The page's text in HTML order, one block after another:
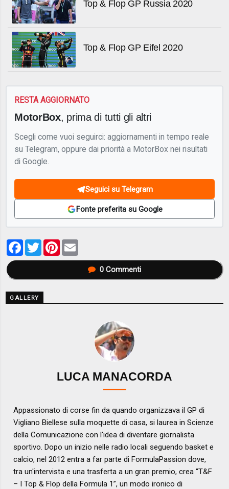
Top & Flop GP Russia 2020
Top & Flop GP Eifel 2020
RESTA AGGIORNATO
MotorBox, prima di tutti gli altri
Scegli come vuoi seguirci: aggiornamenti in tempo reale
su Telegram, oppure dai priorità a MotorBox nei risultati
di Google.
Seguici su Telegram
Fonte preferita su Google
Facebook
TwitterPinterest
0Commenti
GALLERY
LUCA MANACORDA
Appassionato di corse fin da quando organizzava il GP di
Vigliano Biellese sulla moquette di casa, si laurea in Scienze
della Comunicazione con l'idea di diventare giornalista
sportivo. Dopo un inizio nelle radio locali seguendo basket e
calcio, nel 2012 entra a far parte di FormulaPassion dove,
tra un'intervista e una trasferta a un gran premio, crea “T&F
– I Top & Flop della Formula 1”, un modo ironico di